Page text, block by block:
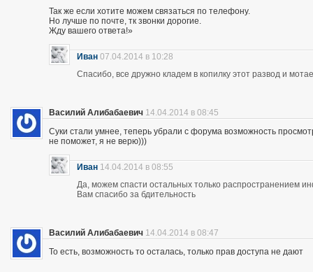
Так же если хотите можем связаться по телефону.
Но лучше по почте, тк звонки дорогие.
Жду вашего ответа!»
Иван 07.04.2014 в 10:28
Спасибо, все дружно кладем в копилку этот развод и
Василий Алибабаевич 14.04.2014 в 08:45
Суки стали умнее, теперь убрали с форума возможность
не поможет, я не верю)))
Иван 14.04.2014 в 08:55
Да, можем спасти остальных только распространением
Вам спасибо за бдительность
Василий Алибабаевич 14.04.2014 в 08:47
То есть, возможность то осталась, только прав доступа не дают